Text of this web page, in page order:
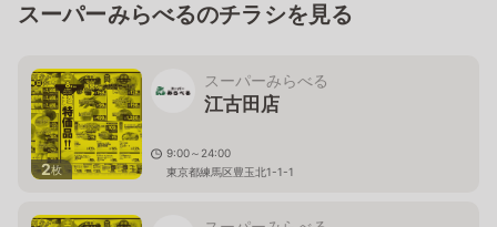
スーパーみらべるのチラシを見る
2枚
スーパーみらべる
江古田店
9:00～24:00
東京都練馬区豊玉北1-1-1